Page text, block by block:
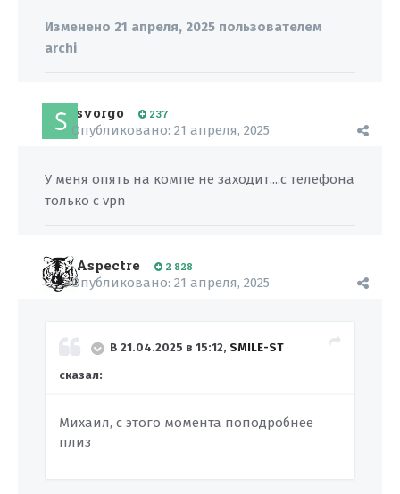
Изменено 21 апреля, 2025 пользователем
archi
svorgo 237
Опубликовано: 21 апреля, 2025
У меня опять на компе не заходит....с телефона
только с vpn
Aspectre 2 828
Опубликовано: 21 апреля, 2025
В 21.04.2025 в 15:12, SMILE-ST
сказал:
Михаил, с этого момента поподробнее
плиз